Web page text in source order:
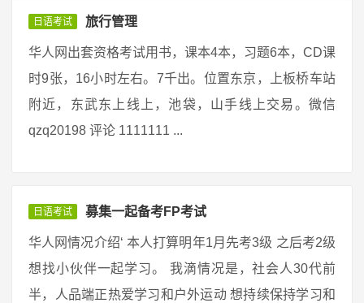
日语考试 旅行管理
华人网出套资格考试用书，课本4本，习题6本，CD课
时9张，16小时左右。7千出。位置东京，上板桥车站
附近，东武东上线上，池袋，山手线上交易。微信
qzq20198 评论 1111111 ...
日语考试 募集一起备考FP考试
华人网情况介绍‘ 本人打算明年1月先考3级 之后考2级
想找小伙伴一起学习。 我滴情况是，社会人30代前
半，人品端正热爱学习和户外运动 想持续保持学习和